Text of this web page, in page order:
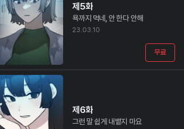
제5화
욕까지 먹네, 안 한다 안해
23.03.10
무료
제6화
그런 말 쉽게 내뱉지 마요